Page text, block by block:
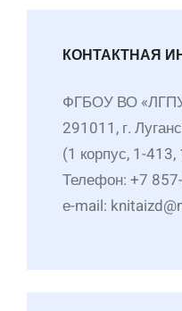
КОНТАКТНАЯ
ФГБОУ ВО
291011, г.
(1 корпус, 1-
Телефон: +7
е-mail: